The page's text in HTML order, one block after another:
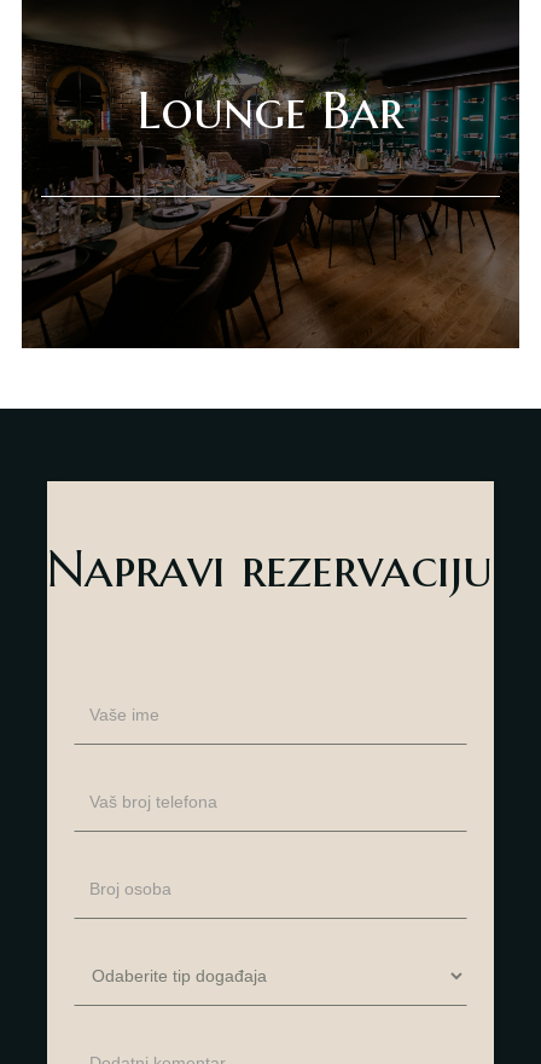
Gift Shop
O nama
Deli Market
Lounge Bar
Kontakt
Lounge Bar
Napravi rezervaciju